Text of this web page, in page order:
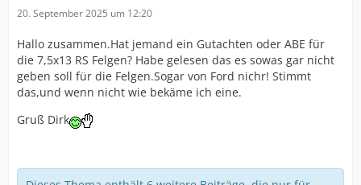
20. September 2025 um 12:20
Hallo zusammen.Hat jemand ein Gutachten oder ABE für
die 7,5x13 RS Felgen? Habe gelesen das es sowas gar nicht
geben soll für die Felgen.Sogar von Ford nichr! Stimmt
das,und wenn nicht wie bekäme ich eine.
Gruß Dirk